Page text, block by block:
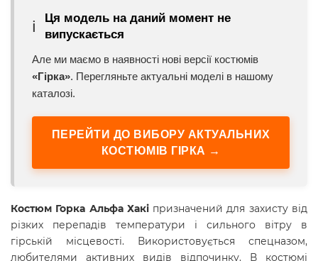
ℹ️
Ця модель на даний момент не
випускається
Але ми маємо в наявності нові версії костюмів
«Гірка». Перегляньте актуальні моделі в нашому
каталозі.
ПЕРЕЙТИ ДО ВИБОРУ АКТУАЛЬНИХ
КОСТЮМІВ ГІРКА →
Костюм Горка Альфа Хакіпризначений для захисту від
різких перепадів температури і сильного вітру в
гірській місцевості. Використовується спецназом,
любителями активних видів відпочинку. В костюмі